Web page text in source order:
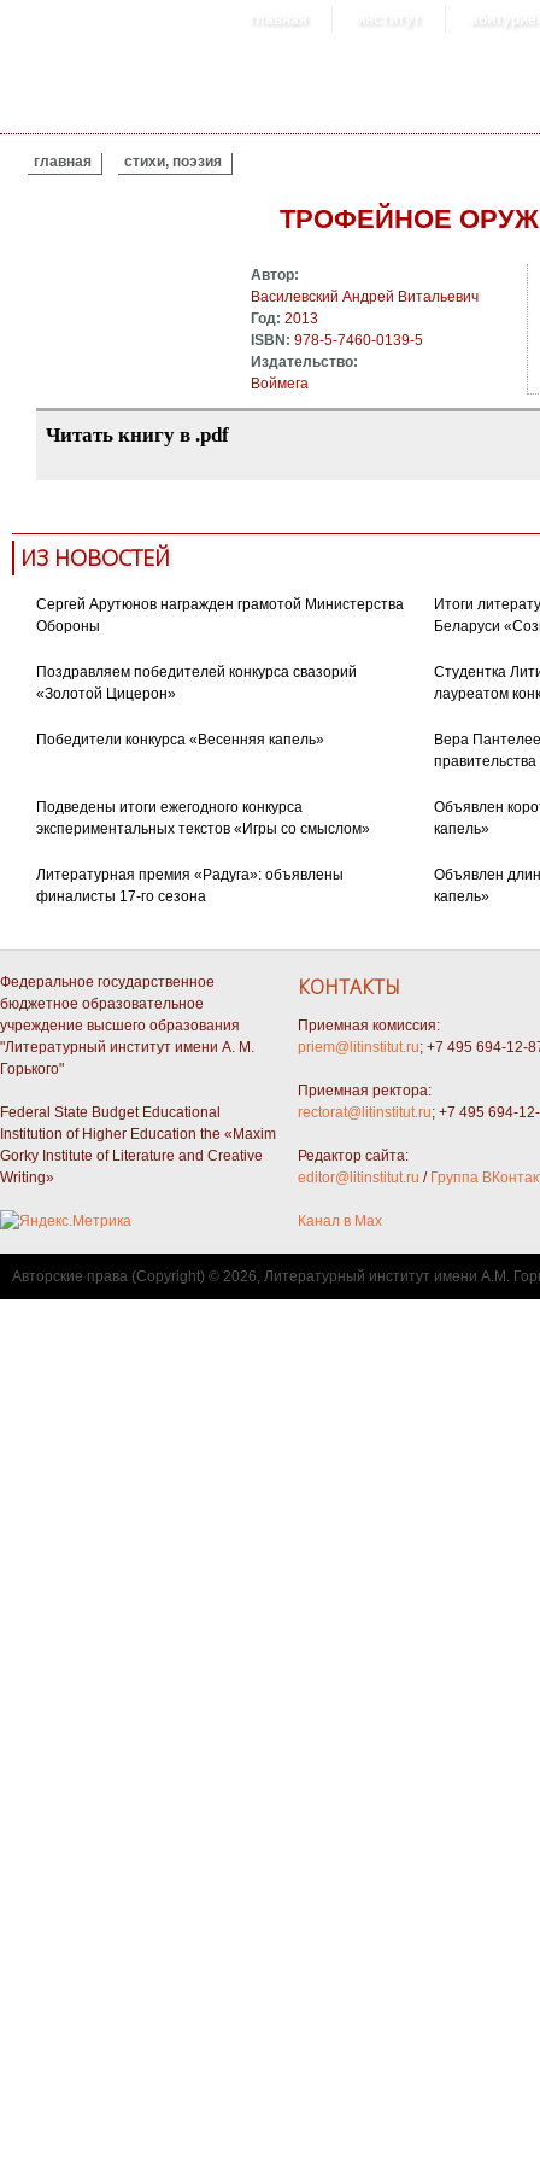
главная институт
ВЫ ЗДЕСЬ
главная стихи, поэзия
ТРОФЕЙНОЕ
Автор:
Василевский Андрей Витальевич
Год: 2013
ISBN: 978-5-7460-0139-5
Издательство:
Воймега
Читать книгу в .pdf
ИЗ НОВОСТЕЙ
Сергей Арутюнов награжден грамотой Министерства
Обороны
Итоги
Беларуси
Поздравляем победителей конкурса свазорий
«Золотой Цицерон»
Студентка
лауреатом
Победители конкурса «Весенняя капель»
Вера
Подведены итоги ежегодного конкурса
экспериментальных текстов «Игры со смыслом»
Объявлен
капель»
Литературная премия «Радуга»: объявлены
финалисты 17-го сезона
Объявлен
капель»
Федеральное государственное
бюджетное образовательное
учреждение высшего образования
"Литературный институт имени А. М.
Горького"
Federal State Budget Educational
Institution of Higher Education the «Maxim
Gorky Institute of Literature and Creative
Writing»
КОНТАКТЫ
Приемная комиссия:
priem@litinstitut.ru; +7 495 694-12-
Приемная ректора:
rectorat@litinstitut.ru; +7 495 694-
Редактор сайта:
editor@litinstitut.ru / Группа
Канал в Max
Авторские права (Copyright) © 2026, Литературный институт имени А.М.